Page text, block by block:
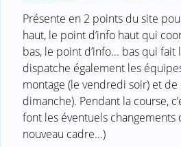
Présente en 2 points du site
haut, le point d’info haut qui
bas, le point d’info... bas qui fait
dispatche également les
montage (le vendredi soir) et
dimanche). Pendant la course,
font les éventuels changements
nouveau cadre...)